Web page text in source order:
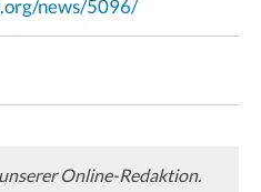
news/5096/
Online-Redaktion.